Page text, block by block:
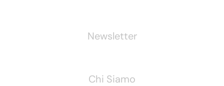
Newsletter
Chi Siamo